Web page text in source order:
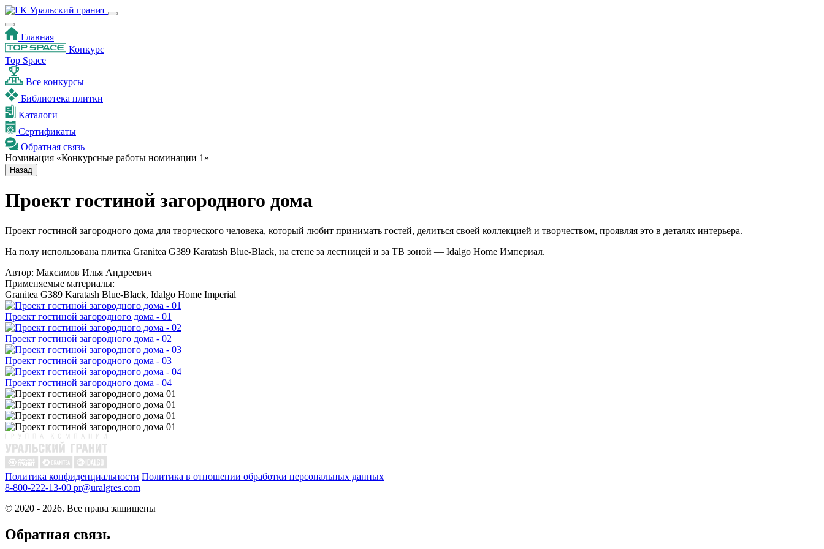
Главная
Конкурс
Top Space
Все конкурсы
Библиотека плитки
Каталоги
Сертификаты
Обратная связь
Номинация «Конкурсные работы номинации 1»
Назад
Проект гостиной загородного дома
Проект гостиной загородного дома для творческого человека, который любит принимать гостей, делиться своей коллекцией и творчеством, проявляя это в деталях интерьера.
На полу использована плитка Granitea G389 Karatash Blue-Black, на стене за лестницей и за ТВ зоной — Idalgo Home Империал.
Автор: Максимов Илья Андреевич
Применяемые материалы:
Granitea G389 Karatash Blue-Black, Idalgo Home Imperial
Проект гостиной загородного дома - 01
Проект гостиной загородного дома - 02
Проект гостиной загородного дома - 03
Проект гостиной загородного дома - 04
Политика конфиденциальности Политика в отношении обработки персональных данных
8-800-222-13-00 pr@uralgres.com
© 2020 - 2026. Все права защищены
Обратная связь